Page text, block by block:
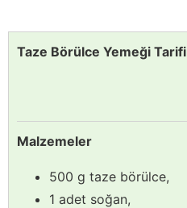
Taze Börülce Yemeği Tarifi
Malzemeler
500 g taze börülce,
1 adet soğan,